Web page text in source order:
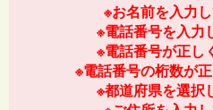
※お名前を入力し
※電話番号を入力
※電話番号が正し
※電話番号の桁数が
※都道府県を選択